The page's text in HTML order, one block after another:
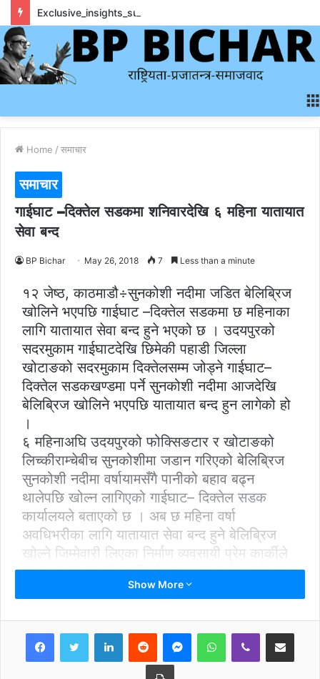
Home / समाचार
समाचार
गाईघाट –दिक्तेल सडकमा शनिवारदेखि ६ महिना यातायात
सेवा बन्द
BP Bichar May 26, 2018 7 Less than a minute
१२ जेष्ठ, काठमाडौ÷सुनकोशी नदीमा जडित बेलिब्रिज
खोलिने भएपछि गाईघाट –दिक्तेल सडकमा छ महिनाका
लागि यातायात सेवा बन्द हुने भएको छ । उदयपुरको
सदरमुकाम गाईघाटदेखि छिमेकी पहाडी जिल्ला
खोटाङको सदरमुकाम दिक्तेलसम्म जोड्ने गाईघाट–
दिक्तेल सडकखण्डमा पर्ने सुनकोशी नदीमा आजदेखि
बेलिब्रिज खोलिने भएपछि यातायात बन्द हुन लागेको हो
।
६ महिनाअघि उदयपुरको फोक्सिङटार र खोटाङको
लिच्कीराम्चेबीच सुनकोशीमा जडान गरिएको बेलिब्रिज
सुनकोशी नदीमा वर्षायामसँगै पानीको बहाव बढ्न
थालेपछि खोल्न लागिएको गाईघाट– दिक्तेल सडक
कार्यालयले बताएको छ । अब छ महिना वर्षा
अवधिभरीका लागि यातायात सेवा बन्द हुने बेलिब्रिज
खोल्ने जिम्मेवारी लिएका निर्माण व्यवसायी प्रेम कार्कीले
बताउनुभयो । गाईघाट दिक्तेल सडक कार्यालय बोक्सेका
प्राविधिक राजेन्द्र जोशीका अनुसार सुनकोशी नदीमा
Show More
LinkedInReddit MessengerWhatsAppViber Share via Email
Print